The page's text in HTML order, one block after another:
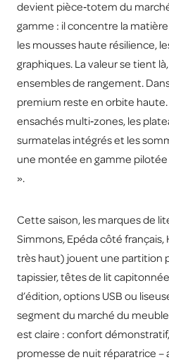
devient pièce‑totem du
gamme : il concentre la
les mousses haute résilience,
graphiques. La valeur se tient
ensembles de rangement.
premium reste en orbite haute.
ensachés multi‑zones, les
surmatelas intégrés et les
une montée en gamme pilotée
».
Cette saison, les marques de
Simmons, Epéda côté français,
très haut) jouent une partition
tapissier, têtes de lit
d’édition, options USB ou
segment du marché du
est claire : confort
promesse de nuit réparatrice –